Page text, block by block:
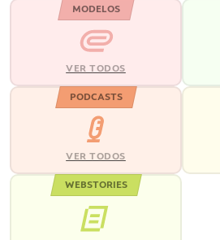
MODELOS
VER TODOS
PODCASTS
VER TODOS
WEBSTORIES